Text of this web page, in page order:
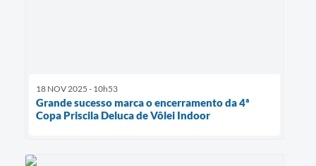
18 NOV 2025 - 10h53
Grande sucesso marca o encerramento da 4ª
Copa Priscila Deluca de Vôlei Indoor